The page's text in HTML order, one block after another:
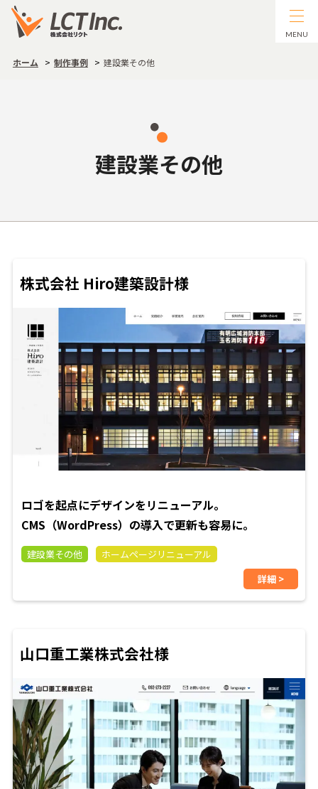
MENU
ホーム 制作事例 建設業その他
建設業その他
株式会社 Hiro建築設計様
ロゴを起点にデザインをリニューアル。
CMS（WordPress）の導入で更新も容易に。
建設業その他
ホームページリニューアル
詳細 >
山口重工業株式会社様